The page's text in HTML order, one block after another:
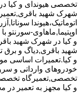
تخصصی هیوندای و کیا
شهرک شهید
اتوماتیک،هیوندا
اوپتیما‌,ماهاوی-سورنتو
و کیا در شهرک شهید
شهید باقری,دیاگ و برق
و کیا.تعمیرات اساسی
خودروهای وارداتی و
تخصصی,تعمیرگاه
و کیا مجهز به تعمیر